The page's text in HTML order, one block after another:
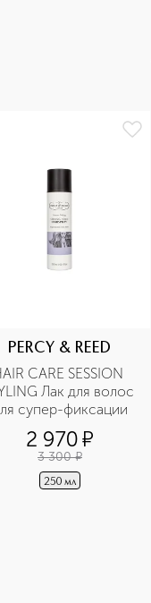
PERCY & REED
CARE SESSION
Лак для волос
супер-фиксации
2 970¤
3 300 ¤
250 мл